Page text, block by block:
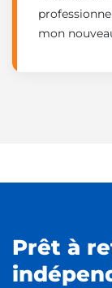
mon
Prêt à